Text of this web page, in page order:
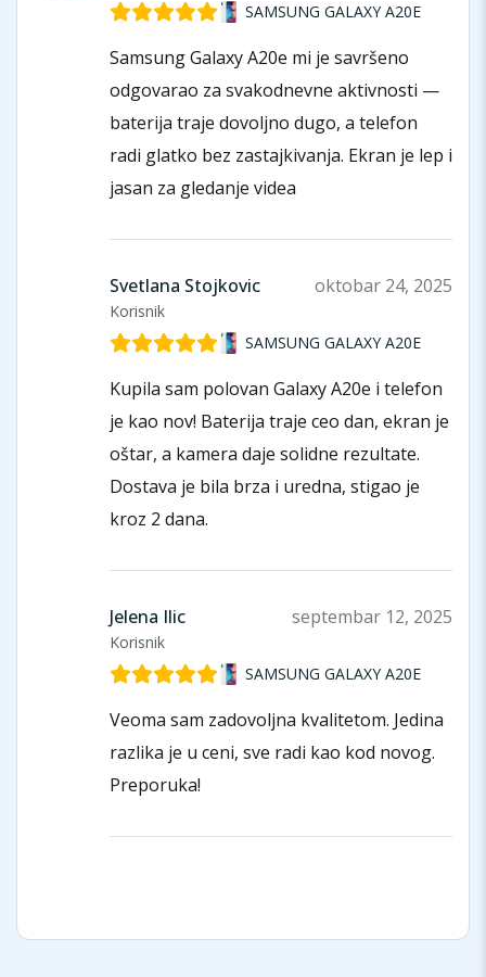
SAMSUNG GALAXY A20E
Samsung Galaxy A20e mi je savršeno
odgovarao za svakodnevne aktivnosti —
baterija traje dovoljno dugo, a telefon
radi glatko bez zastajkivanja. Ekran je lep i
jasan za gledanje videa
Svetlana Stojkovic
Korisnik
oktobar 24, 2025
SAMSUNG GALAXY A20E
Kupila sam polovan Galaxy A20e i telefon
je kao nov! Baterija traje ceo dan, ekran je
oštar, a kamera daje solidne rezultate.
Dostava je bila brza i uredna, stigao je
kroz 2 dana.
Jelena Ilic
Korisnik
septembar 12, 2025
SAMSUNG GALAXY A20E
Veoma sam zadovoljna kvalitetom. Jedina
razlika je u ceni, sve radi kao kod novog.
Preporuka!